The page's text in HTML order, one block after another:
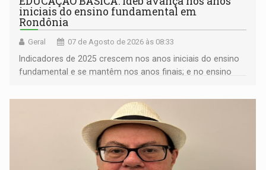
iniciais do ensino fundamental em
Rondônia
Geral 07 de Agosto de 2026 às 08:33
Indicadores de 2025 crescem nos anos iniciais do ensino
fundamental e se mantêm nos anos finais; e no ensino